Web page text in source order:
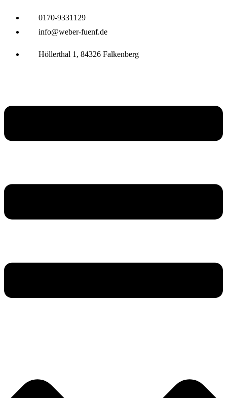
0170-9331129
info@weber-fuenf.de
Höllerthal 1, 84326 Falkenberg